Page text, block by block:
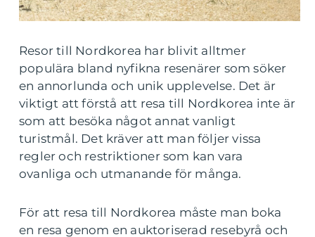
Resor till Nordkorea har blivit alltmer
populära bland nyfikna resenärer som söker
en annorlunda och unik upplevelse. Det är
viktigt att förstå att resa till Nordkorea inte är
som att besöka något annat vanligt
turistmål. Det kräver att man följer vissa
regler och restriktioner som kan vara
ovanliga och utmanande för många.
För att resa till Nordkorea måste man boka
en resa genom en auktoriserad resebyrå och